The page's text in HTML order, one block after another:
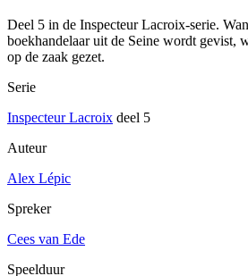
Deel 5 in de Inspecteur Lacroix-serie.
boekhandelaar uit de Seine wordt gevist,
op de zaak gezet.
Serie
Inspecteur Lacroix deel 5
Auteur
Alex Lépic
Spreker
Cees van Ede
Speelduur